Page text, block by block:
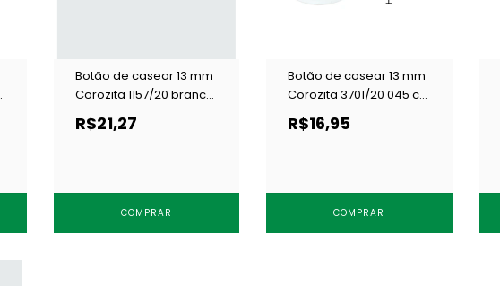
Botão de casear 13 mm
Corozita 1157/20 branco
c/ 144 un
R$21,27
COMPRAR
Botão de casear 13 mm
Corozita 3701/20 045 c/
144 un
R$16,95
COMPRAR